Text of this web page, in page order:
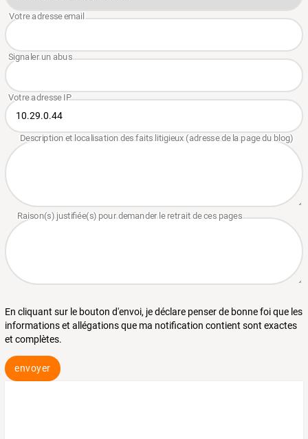
En cliquant sur le bouton d'envoi, je déclare penser de bonne foi que les
informations et allégations que ma notification contient sont exactes
et complètes.
envoyer